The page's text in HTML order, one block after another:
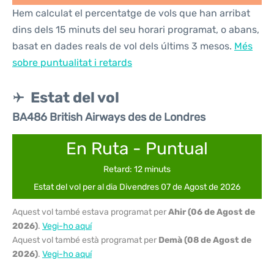
Hem calculat el percentatge de vols que han arribat
dins dels 15 minuts del seu horari programat, o abans,
basat en dades reals de vol dels últims 3 mesos. Més
sobre puntualitat i retards
Estat del vol
BA486 British Airways des de Londres
En Ruta - Puntual
Retard: 12 minuts
Estat del vol per al dia Divendres 07 de Agost de 2026
Aquest vol també estava programat perAhir (06 de Agost de
2026). Vegi-ho aquí
Aquest vol també està programat per Demà (08 de Agost de
2026). Vegi-ho aquí